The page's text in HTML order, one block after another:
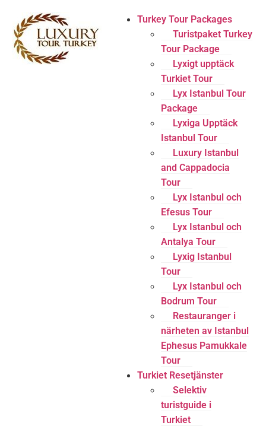
Turkey Tour Packages
Turistpaket Turkey
Tour Package
Lyxigt upptäck
Turkiet Tour
Lyx Istanbul Tour
Package
Lyxiga Upptäck
Istanbul Tour
Luxury Istanbul
and Cappadocia
Tour
Lyx Istanbul och
Efesus Tour
Lyx Istanbul och
Antalya Tour
Lyxig Istanbul
Tour
Lyx Istanbul och
Bodrum Tour
Restauranger i
närheten av Istanbul
Ephesus Pamukkale
Tour
Turkiet Resetjänster
Selektiv
turistguide i
Turkiet